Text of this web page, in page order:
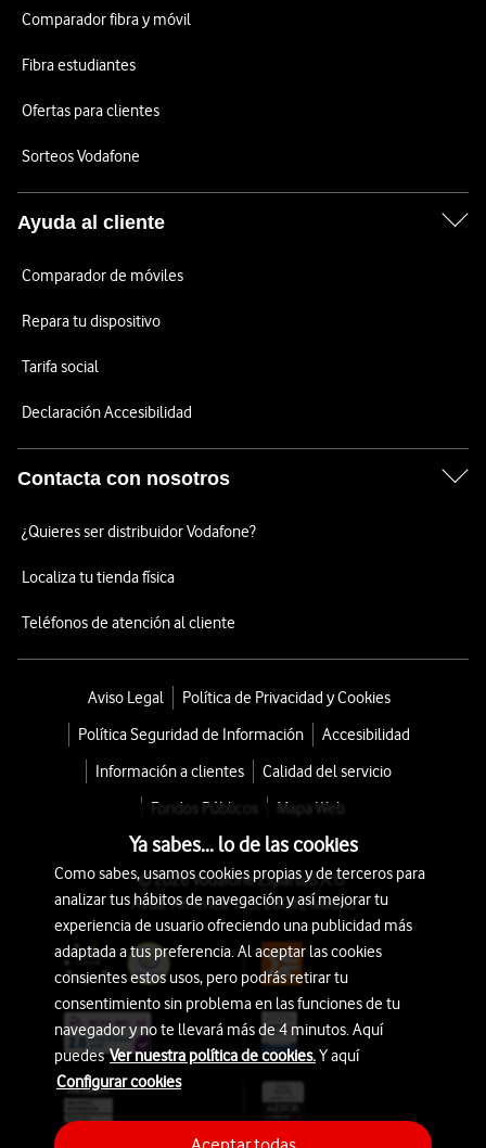
Comparador fibra y móvil
Fibra estudiantes
Ofertas para clientes
Sorteos Vodafone
Ayuda al cliente
Comparador de móviles
Repara tu dispositivo
Tarifa social
Declaración Accesibilidad
Contacta con nosotros
¿Quieres ser distribuidor Vodafone?
Localiza tu tienda física
Teléfonos de atención al cliente
Aviso Legal
Política de Privacidad y Cookies
Política Seguridad de Información
Accesibilidad
Información a clientes
Calidad del servicio
Fondos Públicos
Mapa Web
© 2026 Vodafone España S.A.U.
Avda. América 115, 28042 Madrid
Ya sabes... lo de las cookies
Como sabes, usamos cookies propias y de terceros para
analizar tus hábitos de navegación y así mejorar tu
experiencia de usuario ofreciendo una publicidad más
adaptada a tus preferencia. Al aceptar las cookies
consientes estos usos, pero podrás retirar tu
consentimiento sin problema en las funciones de tu
navegador y no te llevará más de 4 minutos. Aquí
puedesVer nuestra política de cookies.Y aquí
Configurar cookies